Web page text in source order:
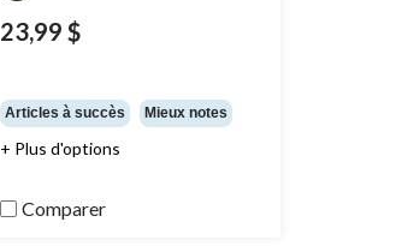
23,99 $
Articles à succès Mieux notes
+ Plus d'options
Comparer